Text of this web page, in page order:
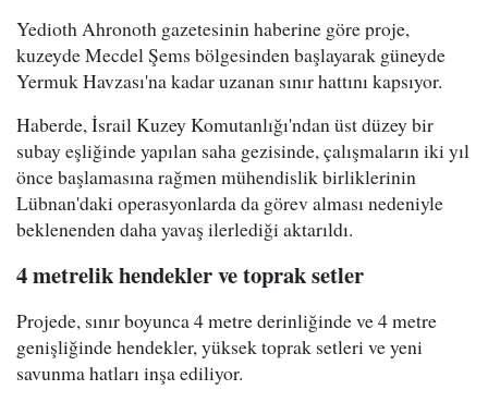
Yedioth Ahronoth gazetesinin haberine göre proje,
kuzeyde Mecdel Şems bölgesinden başlayarak güneyde
Yermuk Havzası'na kadar uzanan sınır hattını kapsıyor.
Haberde, İsrail Kuzey Komutanlığı'ndan üst düzey bir
subay eşliğinde yapılan saha gezisinde, çalışmaların iki yıl
önce başlamasına rağmen mühendislik birliklerinin
Lübnan'daki operasyonlarda da görev alması nedeniyle
beklenenden daha yavaş ilerlediği aktarıldı.
4 metrelik hendekler ve toprak setler
Projede, sınır boyunca 4 metre derinliğinde ve 4 metre
genişliğinde hendekler, yüksek toprak setleri ve yeni
savunma hatları inşa ediliyor.